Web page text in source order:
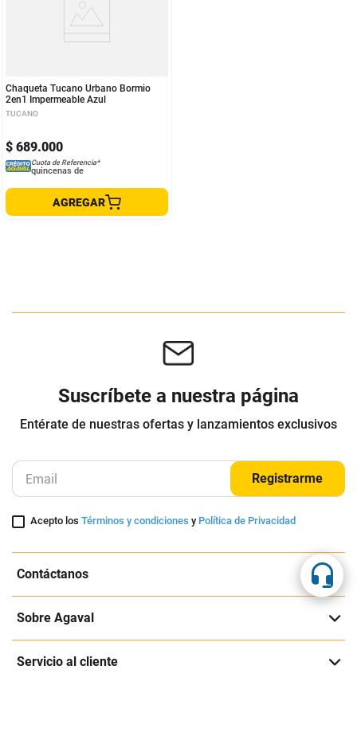
Chaqueta Tucano Urbano Bormio
2en1 Impermeable Azul
TUCANO
$ 689.000
Cuota de Referencia*
quincenas de
AGREGAR
Suscríbete a nuestra página
Entérate de nuestras ofertas y lanzamientos exclusivos
Registrarme
Acepto losTérminos y condiciones y Política de Privacidad
Contáctanos
Sobre Agaval
Servicio al cliente